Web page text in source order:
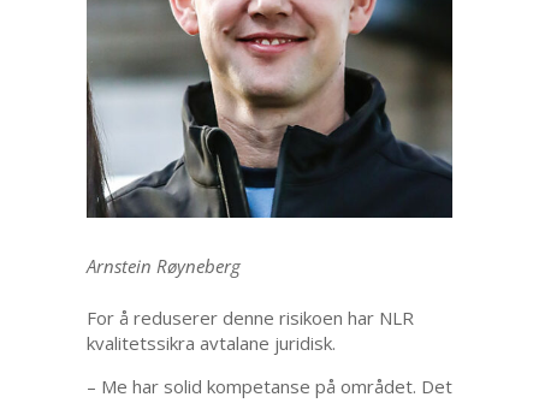
Arnstein Røyneberg
For å reduserer denne risikoen har NLR
kvalitetssikra avtalane juridisk.
– Me har solid kompetanse på området. Det